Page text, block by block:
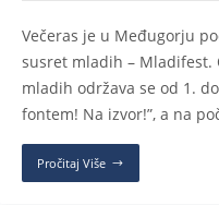
Večeras je u Međugorju
susret mladih –
mladih održava se od 1.
fontem! Na izvor!”, a na
Pročitaj Više